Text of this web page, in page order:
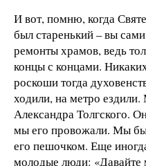
И вот, помню, когда
был старенький – вы
ремонты храмов, ведь
концы с концами.
роскоши тогда
ходили, на метро
Александра Толгского.
мы его провожали. Мы
его пешочком. Еще
молодые люди: